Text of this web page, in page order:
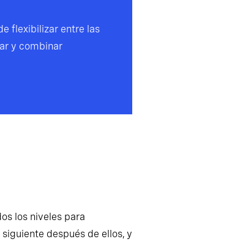
flexibilizar entre las
y combinar
los niveles para
después de ellos, y